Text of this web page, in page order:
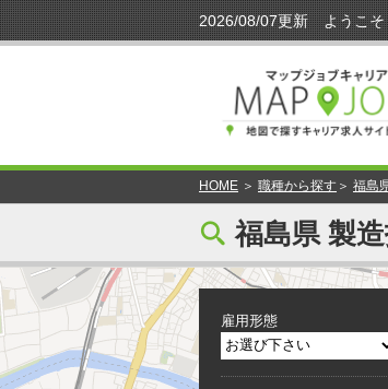
HOME ＞ 職種から探す ＞ 福島
[ 福島県 製
雇用形態